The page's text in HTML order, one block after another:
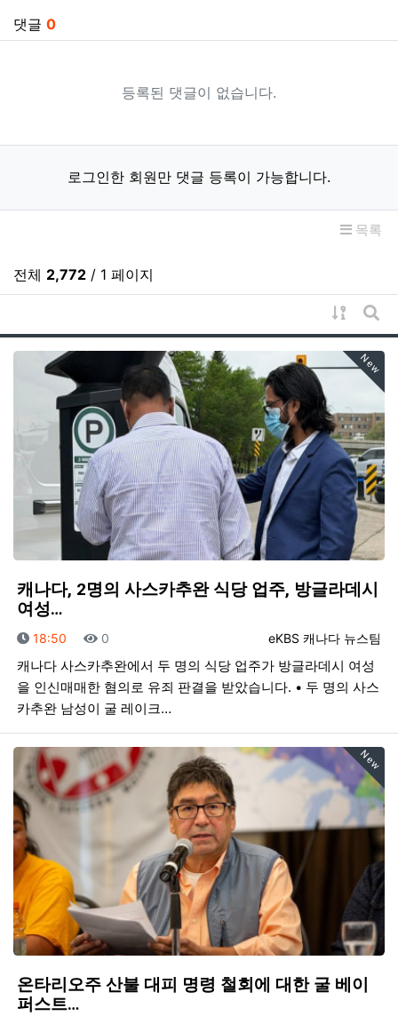
댓글 0
등록된 댓글이 없습니다.
로그인한 회원만 댓글 등록이 가능합니다.
목록
전체 2,772 / 1 페이지
게시물
게
New
캐나다, 2명의 사스카추완 식당 업주, 방글라데시
여성…
등록자
eKBS 캐나다 뉴스팀
등록일
18:50 조회
0
캐나다 사스카추완에서 두 명의 식당 업주가 방글라데시 여성
을 인신매매한 혐의로 유죄 판결을 받았습니다. • 두 명의 사스
카추완 남성이 굴 레이크…
New
온타리오주 산불 대피 명령 철회에 대한 굴 베이
퍼스트…